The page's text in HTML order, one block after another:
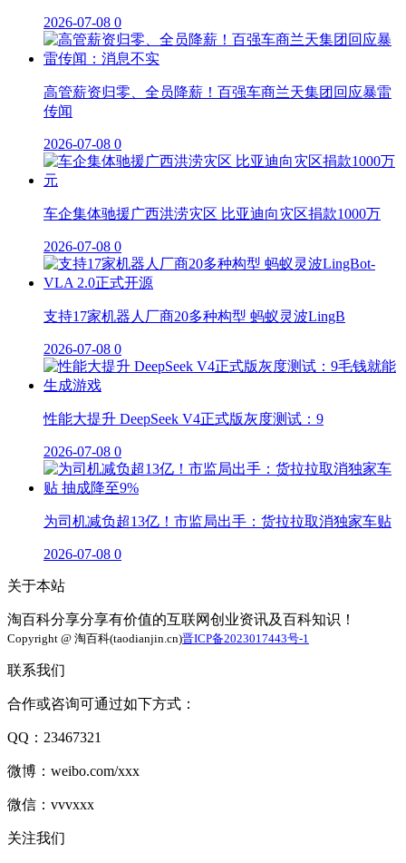
2026-07-08 0
高管薪资归零、全员降薪！百强车商兰天集团回应暴雷
传闻
2026-07-08 0
车企集体驰援广西洪涝灾区 比亚迪向灾区捐款1000万
2026-07-08 0
支持17家机器人厂商20多种构型 蚂蚁灵波LingB
2026-07-08 0
性能大提升 DeepSeek V4正式版灰度测试：9
2026-07-08 0
为司机减负超13亿！市监局出手：货拉拉取消独家车贴
2026-07-08 0
关于本站
淘百科分享分享有价值的互联网创业资讯及百科知识！
Copyright @ 淘百科(taodianjin.cn)晋ICP备2023017443号-1
联系我们
合作或咨询可通过如下方式：
QQ：23467321
微博：weibo.com/xxx
微信：vvvxxx
关注我们